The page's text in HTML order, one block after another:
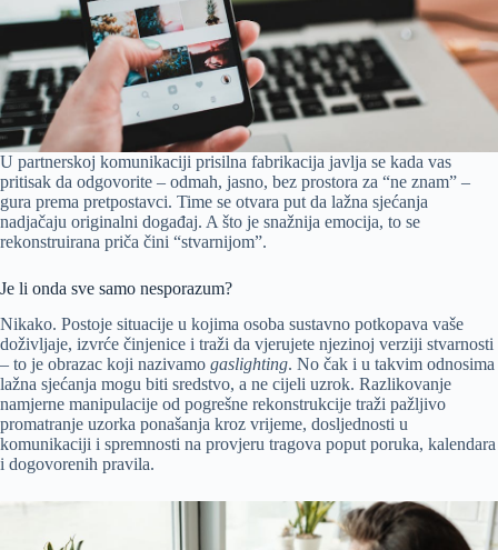
U partnerskoj komunikaciji prisilna fabrikacija javlja se kada vas
pritisak da odgovorite – odmah, jasno, bez prostora za “ne znam” –
gura prema pretpostavci. Time se otvara put da lažna sjećanja
nadjačaju originalni događaj. A što je snažnija emocija, to se
rekonstruirana priča čini “stvarnijom”.
Je li onda sve samo nesporazum?
Nikako. Postoje situacije u kojima osoba sustavno potkopava vaše
doživljaje, izvrće činjenice i traži da vjerujete njezinoj verziji stvarnosti
– to je obrazac koji nazivamo gaslighting. No čak i u takvim odnosima
lažna sjećanja mogu biti sredstvo, a ne cijeli uzrok. Razlikovanje
namjerne manipulacije od pogrešne rekonstrukcije traži pažljivo
promatranje uzorka ponašanja kroz vrijeme, dosljednosti u
komunikaciji i spremnosti na provjeru tragova poput poruka, kalendara
i dogovorenih pravila.